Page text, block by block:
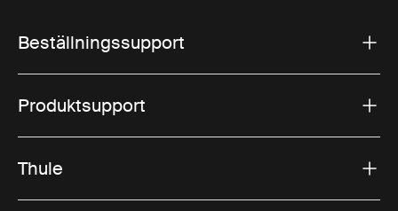
Beställningssupport
Produktsupport
Thule